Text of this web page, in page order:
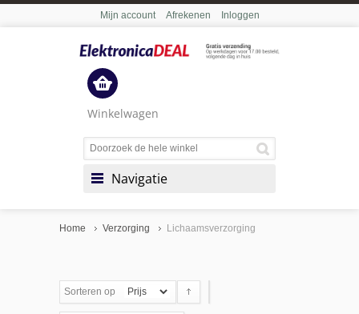
Mijn account Afrekenen Inloggen
Winkelwagen
Navigatie
Home Verzorging Lichaamsverzorging
Sorteren op